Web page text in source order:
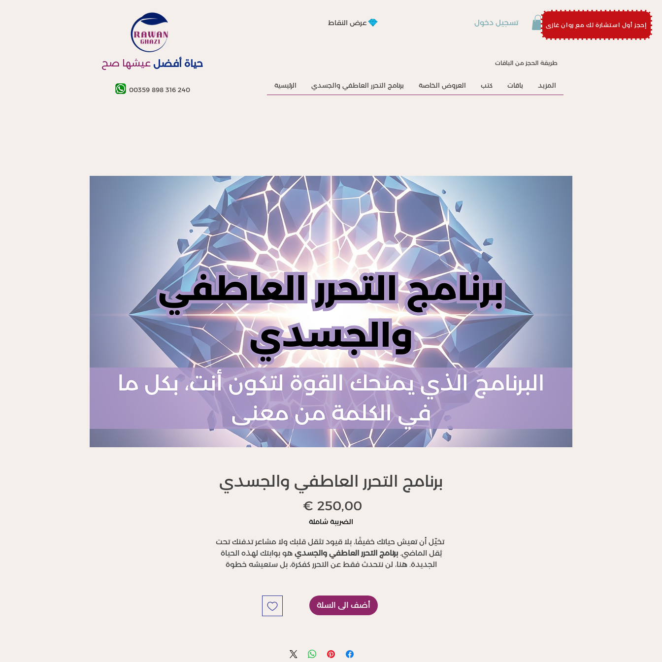
إحجز أول استشارة لك مع روان غازي
عيشها صح حياة أفضل
00359 898 316 240
عرض النقاط تسجيل دخول
طريقة الحجز من الباقات
الرئيسية برنامج التحرر العاطفي والجسدي العروض الخاصة كتب باقات المزيد
برنامج التحرر العاطفي والجسدي
الضريبة شاملة
تخيّل أن تعيش حياتك خفيفًا، بلا قيود تثقل قلبك ولا مشاعر تدفنك تحت
ثِقل الماضي.برنامج التحرر العاطفي والجسدي هو بوابتك لهذه الحياة
الجديدة. هنا، لن نتحدث فقط عن التحرر كفكرة، بل ستعيشه خطوة
ستنظر إلى المرآة لتجد أن ملامحك تغيّرت، التعب الذي كان يسكن وجهك
علاقاتك ستتحول من دوائر من ردود الفعل والانفعالات إلى مساحات من
أضف الى السلة